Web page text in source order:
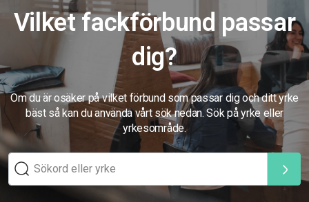
Vilket fackförbund passar
dig?
Om du är osäker på vilket förbund som passar dig och ditt yrke
bäst så kan du använda vårt sök nedan. Sök på yrke eller
yrkesområde.